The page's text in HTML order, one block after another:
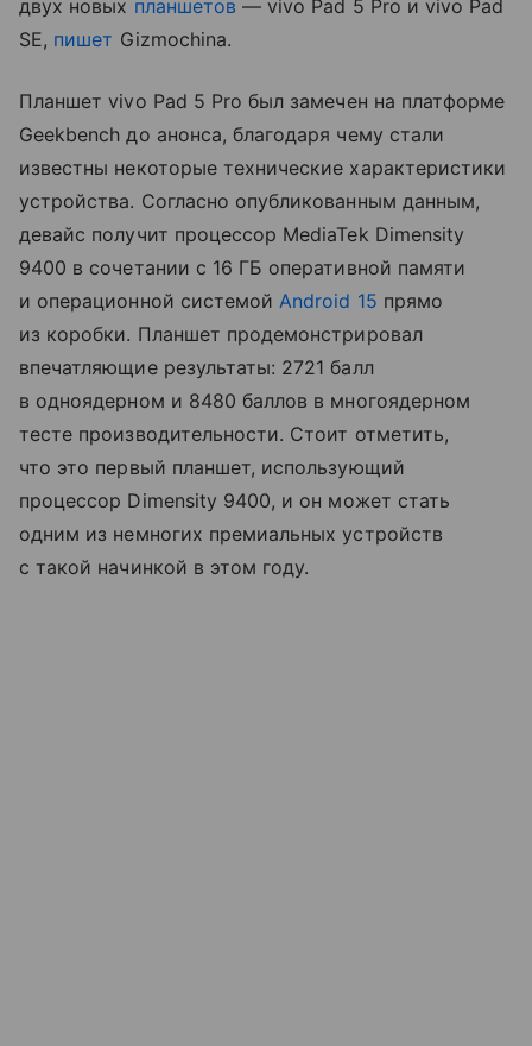
двух новых планшетов — vivo Pad 5 Pro и vivo Pad
SE, пишет Gizmochina.
Планшет vivo Pad 5 Pro был замечен на платформе
Geekbench до анонса, благодаря чему стали
известны некоторые технические характеристики
устройства. Согласно опубликованным данным,
девайс получит процессор MediaTek Dimensity
9400 в сочетании с 16 ГБ оперативной памяти
и операционной системойAndroid 15 прямо
из коробки. Планшет продемонстрировал
впечатляющие результаты: 2721 балл
в одноядерном и 8480 баллов в многоядерном
тесте производительности. Стоит отметить,
что это первый планшет, использующий
процессор Dimensity 9400, и он может стать
одним из немногих премиальных устройств
с такой начинкой в этом году.